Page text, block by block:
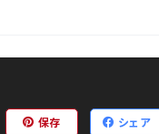
保存 シェア